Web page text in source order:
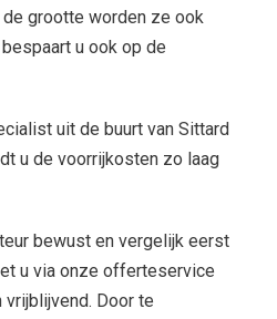
grootte worden ze ook
u ook op de
uit de buurt van Sittard
u de voorrijkosten zo laag
bewust en vergelijk eerst
u via onze offerteservice
Door te